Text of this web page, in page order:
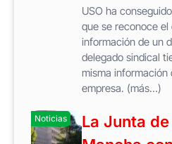
USO ha
que se reconoce
información de un
delegado sindical
misma información
empresa. (más…)
Noticias
La Junta